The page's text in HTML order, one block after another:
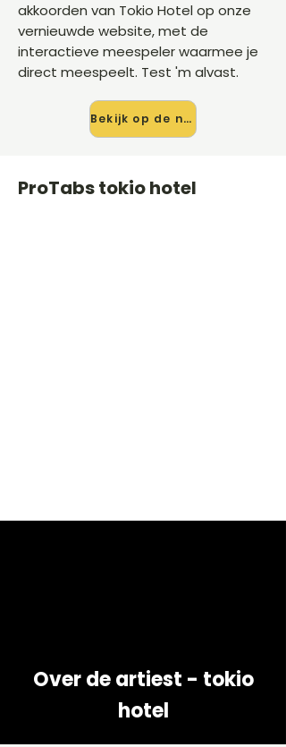
akkoorden van Tokio Hotel op onze
vernieuwde website, met de
interactieve meespeler waarmee je
direct meespeelt. Test 'm alvast.
Bekijk op de nieuwe site →
ProTabs tokio hotel
Over de artiest - tokio
hotel